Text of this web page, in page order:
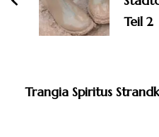
Teil 2
Trangia Spiritus